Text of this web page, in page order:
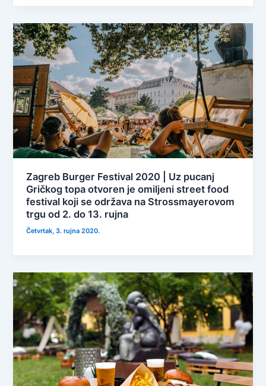
Zagreb Burger Festival 2020 | Uz pucanj
Gričkog topa otvoren je omiljeni street food
festival koji se održava na Strossmayerovom
trgu od 2. do 13. rujna
Četvrtak, 3. rujna 2020.